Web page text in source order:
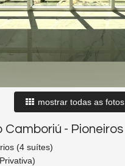
mostrar todas as fotos
Camboriú - Pioneiros
(4 suítes)